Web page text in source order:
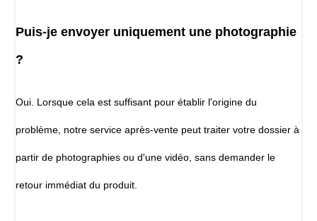
Puis-je envoyer uniquement une photographie
?
Oui. Lorsque cela est suffisant pour établir l'origine du
problème, notre service après-vente peut traiter votre dossier à
partir de photographies ou d'une vidéo, sans demander le
retour immédiat du produit.